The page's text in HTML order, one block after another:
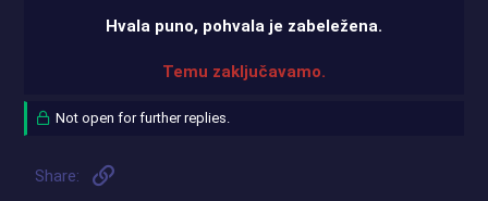
Hvala puno, pohvala je zabeležena.
Temu zaključavamo.
Not open for further replies.
Share: